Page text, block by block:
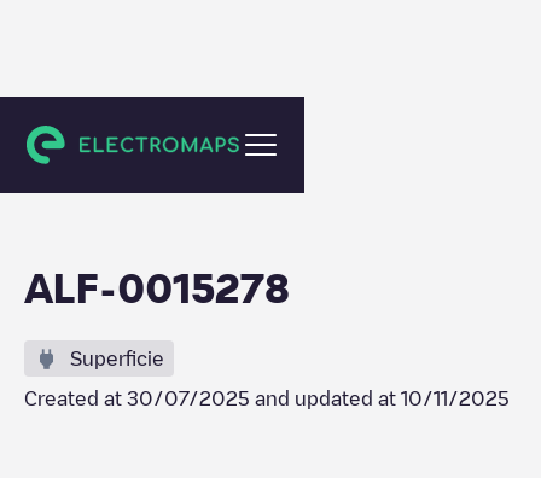
Drunen
ALF-0015278
Superficie
Created at 30/07/2025 and updated at 10/11/2025